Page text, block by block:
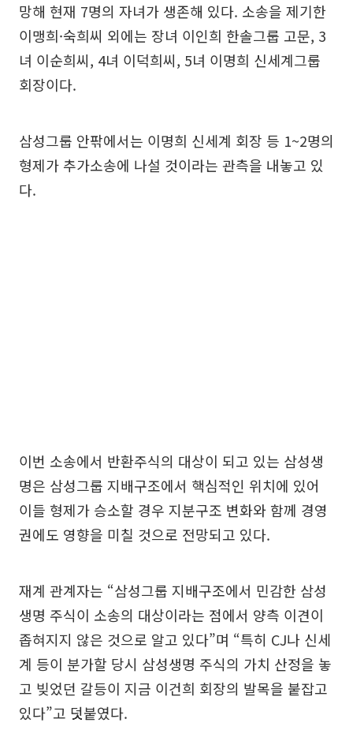
망해 현재 7명의 자녀가 생존해 있다. 소송을 제기한
이맹희·숙희씨 외에는 장녀 이인희 한솔그룹 고문, 3
녀 이순희씨, 4녀 이덕희씨, 5녀 이명희 신세계그룹
회장이다.
삼성그룹 안팎에서는 이명희 신세계 회장 등 1~2명의
형제가 추가소송에 나설 것이라는 관측을 내놓고 있
다.
이번 소송에서 반환주식의 대상이 되고 있는 삼성생
명은 삼성그룹 지배구조에서 핵심적인 위치에 있어
이들 형제가 승소할 경우 지분구조 변화와 함께 경영
권에도 영향을 미칠 것으로 전망되고 있다.
재계 관계자는 “삼성그룹 지배구조에서 민감한 삼성
생명 주식이 소송의 대상이라는 점에서 양측 이견이
좁혀지지 않은 것으로 알고 있다”며 “특히 CJ나 신세
계 등이 분가할 당시 삼성생명 주식의 가치 산정을 놓
고 빚었던 갈등이 지금 이건희 회장의 발목을 붙잡고
있다”고 덧붙였다.